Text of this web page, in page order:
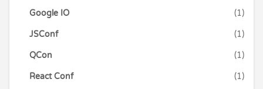
Google IO (1)
JSConf (1)
QCon (1)
React Conf (1)